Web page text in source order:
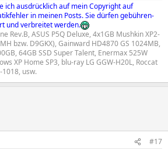
ich ausdrücklich auf mein Copyright auf
in meinen Posts. Sie dürfen gebühren-
und verbreitet werden.
Rev.B, ASUS P5Q Deluxe, 4x1GB Mushkin XP2-
bzw. D9GKX), Gainward HD4870 GS 1024MB,
64GB SSD Super Talent, Enermax 525W
XP Home SP3, blu-ray LG GGW-H20L, Roccat
1018, usw.
#17